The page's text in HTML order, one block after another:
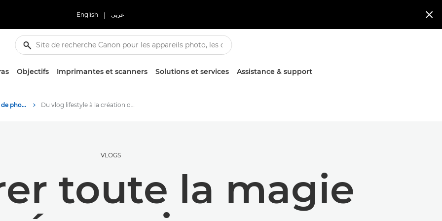
English | عربي 
Objectifs Imprimantes et scanners Solutions et services Assistance & support
Des histoires à propos de photographie et de créativité Du vlog lifestyle à la création de contenu professionnel avec l'EOS R50 V
VLOGS
toute la magie